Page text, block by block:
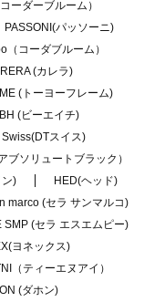
ーダーブルーム）
PASSONI(パッソーニ)
（コーダブルーム）
(カレラ)
(トーヨーフレーム)
BH (ビーエイチ)
Swiss(DTスイス)
ブソリュートブラック）
)
HED(ヘッド)
marco (セラ サンマルコ)
SMP (セラ エスエムピー)
ヨネックス)
（ティーエヌアイ）
(ダホン)